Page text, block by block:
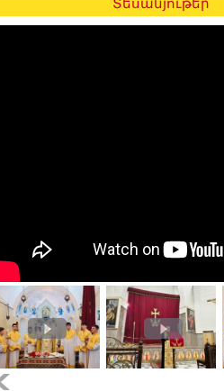
Տեսանյութեր